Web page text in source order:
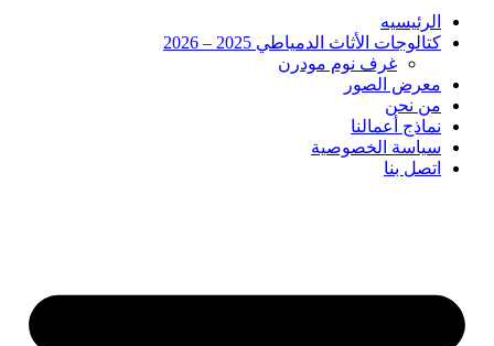
الرئيسيه
كتالوجات الأثاث الدمياطي 2025 – 2026
غرف نوم مودرن
معرض الصور
من نحن
نماذج أعمالنا
سياسة الخصوصية
اتصل بنا